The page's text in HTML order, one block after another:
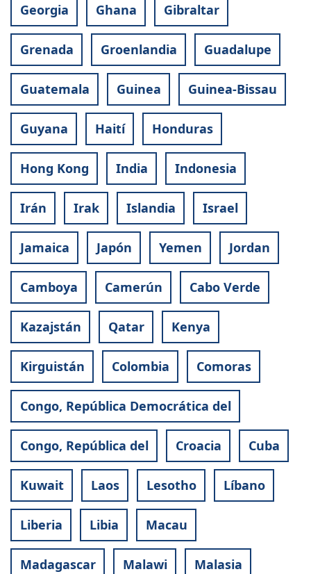
Georgia Ghana Gibraltar
Grenada Groenlandia Guadalupe
Guatemala Guinea Guinea-Bissau
Guyana Haití Honduras
Hong Kong India Indonesia
Irán Irak Islandia Israel
Jamaica Japón Yemen Jordan
Camboya Camerún Cabo Verde
Kazajstán Qatar Kenya
Kirguistán Colombia Comoras
Congo, República Democrática del
Congo, República del Croacia Cuba
Kuwait Laos Lesotho Líbano
Liberia Libia Macau
Madagascar Malawi Malasia